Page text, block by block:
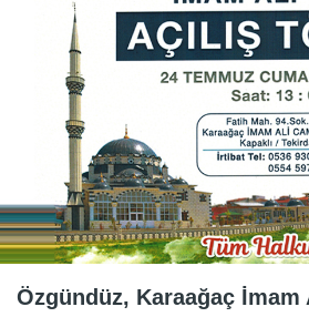
Özgündüz, Karaağaç